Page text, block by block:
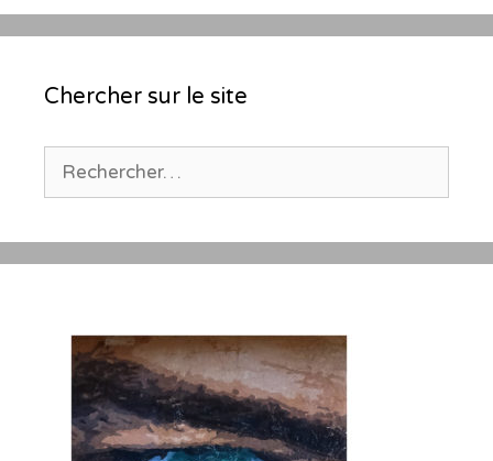
Chercher sur le site
Rechercher :